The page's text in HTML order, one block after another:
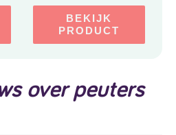
Siliconen – Baby Bestek
– Vakjesbord – Met
BEKIJK
PRODUCT
over peuters